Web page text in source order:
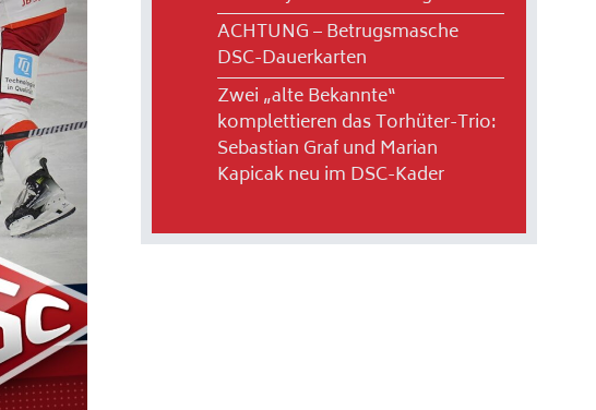
ACHTUNG – Betrugsmasche
DSC-Dauerkarten
Zwei „alte Bekannte“
komplettieren das Torhüter-Trio:
Sebastian Graf und Marian
Kapicak neu im DSC-Kader